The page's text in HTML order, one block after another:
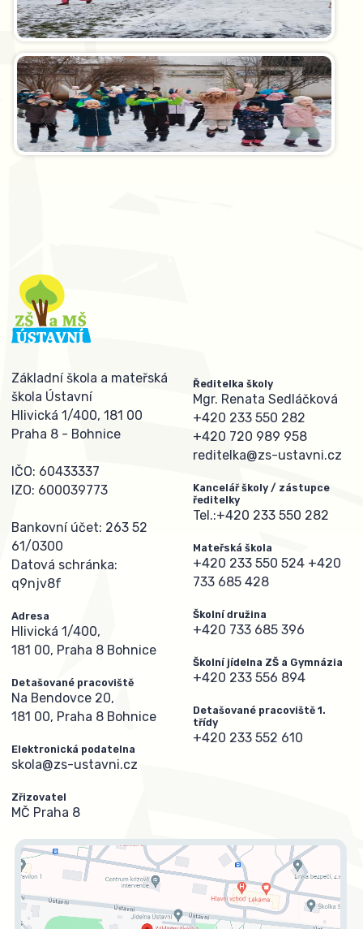
Základní škola a mateřská
škola Ústavní
Hlivická 1/400, 181 00
Praha 8 - Bohnice
IČO: 60433337
IZO: 600039773
Bankovní účet: 263 52
61/0300
Datová schránka:
q9njv8f
Adresa
Hlivická 1/400,
181 00, Praha 8 Bohnice
Detašované pracoviště
Na Bendovce 20,
181 00, Praha 8 Bohnice
Elektronická podatelna
skola@zs-ustavni.cz
Zřizovatel
MČ Praha 8
Ředitelka školy
Mgr. Renata Sedláčková
+420 233 550 282
+420 720 989 958
reditelka@zs-ustavni.cz
Kancelář školy / zástupce
ředitelky
Tel.:+420 233 550 282
Mateřská škola
+420 233 550 524 +420
733 685 428
Školní družina
+420 733 685 396
Školní jídelna ZŠ a Gymnázia
+420 233 556 894
Detašované pracoviště 1.
třídy
+420 233 552 610